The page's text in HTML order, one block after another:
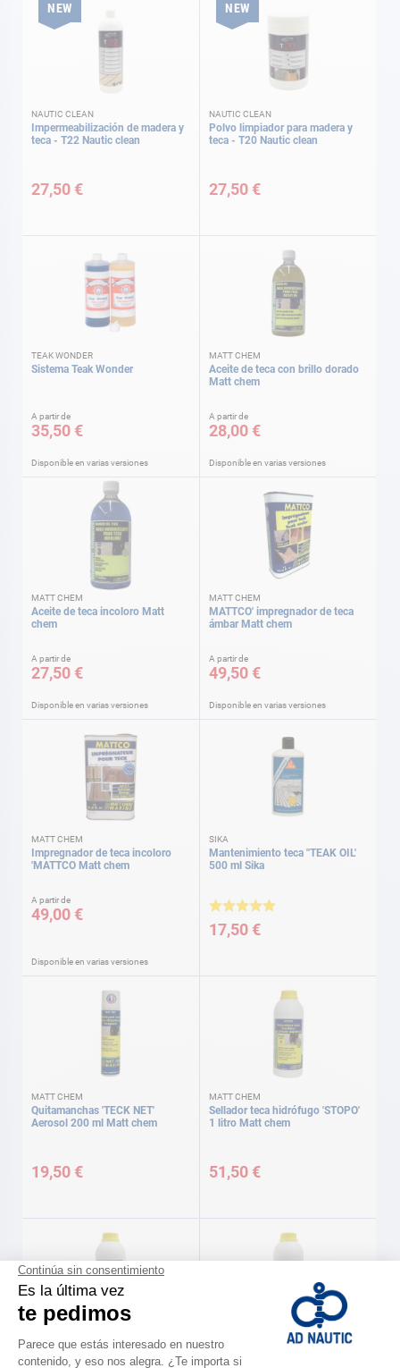
NEW
NAUTIC CLEAN
Impermeabilización de madera y
teca - T22 Nautic clean
27,50 €
NEW
NAUTIC CLEAN
Polvo limpiador para madera y
teca - T20 Nautic clean
27,50 €
TEAK WONDER
Sistema Teak Wonder
A partir de
35,50 €
Disponible en varias versiones
MATT CHEM
Aceite de teca con brillo dorado
Matt chem
A partir de
28,00 €
Disponible en varias versiones
MATT CHEM
Aceite de teca incoloro Matt
chem
A partir de
27,50 €
Disponible en varias versiones
MATT CHEM
MATTCO' impregnador de teca
ámbar Matt chem
A partir de
49,50 €
Disponible en varias versiones
MATT CHEM
Impregnador de teca incoloro
'MATTCO Matt chem
A partir de
49,00 €
Disponible en varias versiones
SIKA
Mantenimiento teca ''TEAK OIL'
500 ml Sika
17,50 €
MATT CHEM
Quitamanchas 'TECK NET'
Aerosol 200 ml Matt chem
19,50 €
MATT CHEM
Sellador teca hidrófugo 'STOPO'
1 litro Matt chem
51,50 €
Limpiador teca 'SUN TECK' 1 litro
Matt chem
Renovador teca 'BRIGHT TECK' 1
litro Matt chem